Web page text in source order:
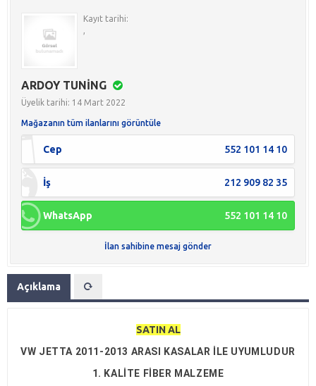
Kayıt tarihi:
,
ARDOY TUNİNG
Üyelik tarihi: 14 Mart 2022
Mağazanın tüm ilanlarını görüntüle
Cep 552 101 14 10
İş 212 909 82 35
WhatsApp 552 101 14 10
İlan sahibine mesaj gönder
Açıklama
SATIN AL
VW JETTA 2011-2013 ARASI KASALAR İLE UYUMLUDUR
1. KALİTE FİBER MALZEME